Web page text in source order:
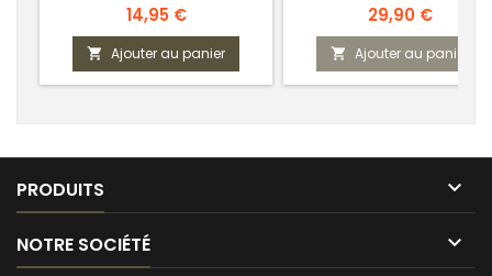
Prix
14,95 €
 Ajouter au panier
Prix
29,90 €
 Ajouter au panier
PRODUITS 
NOTRE SOCIÉTÉ 